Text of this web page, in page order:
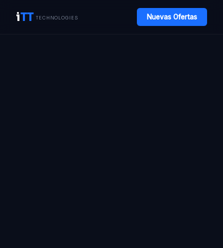
iTT TECHNOLOGIES Nuevas Ofertas